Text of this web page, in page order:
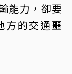
能力，卻要
方的交通噩